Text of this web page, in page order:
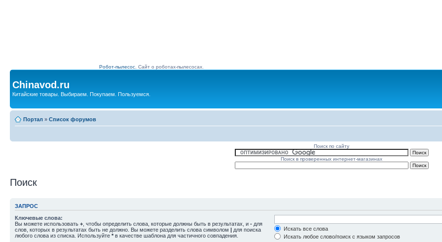
Робот-пылесос. Сайт о роботах-пылесосах.
Chinavod.ru
Китайские товары. Выбираем. Покупаем. Пользуемся.
Портал » Список форумов
Поиск по сайту
Поиск в проверенных интернет-магазинах
Поиск
ЗАПРОС
Ключевые слова:
Вы можете использовать + , чтобы определить слова, которые должны быть в результатах, и - для
слов, которых в результатах быть не должно. Вы можете разделить слова символом | для поиска
любого слова из списка. Используйте * в качестве шаблона для частичного совпадения.
Искать все слова
Искать любое слово/поиск с языком запросов